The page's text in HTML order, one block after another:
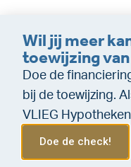
Cookie policy
Privacy (Financiële
Wil jij meer
toewijzing
Doe de
bij de toewijzing.
VLIEG
Doe de check!